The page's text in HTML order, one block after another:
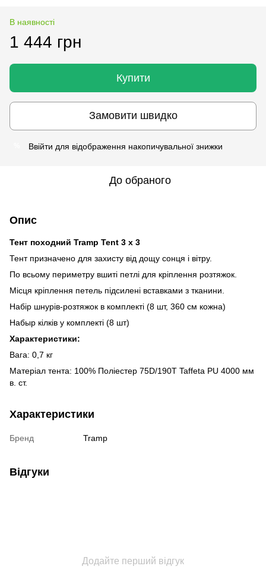
В наявності
1 444 грн
Купити
Замовити швидко
Ввійти для відображення накопичувальної знижки
До обраного
Опис
Тент походний Tramp Tent 3 x 3
Тент призначено для захисту від дощу сонця і вітру.
По всьому периметру вшиті петлі для кріплення розтяжок.
Місця кріплення петель підсилені вставками з тканини.
Набір шнурів-розтяжок в комплекті (8 шт, 360 см кожна)
Набыр кілків у комплекті (8 шт)
Характеристики:
Вага: 0,7 кг
Матеріал тента: 100% Поліестер 75D/190T Taffeta PU 4000 мм
в. ст.
Характеристики
Бренд Tramp
Відгуки
Додайте перший відгук